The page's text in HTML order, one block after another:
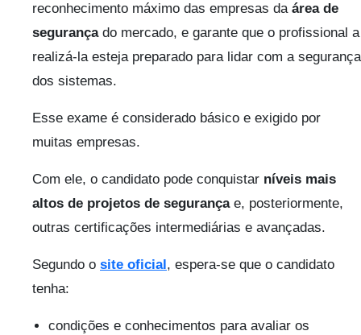
reconhecimento máximo das empresas da área de
segurançado mercado, e garante que o profissional a
realizá-la esteja preparado para lidar com a segurança
dos sistemas.
Esse exame é considerado básico e exigido por
muitas empresas.
Com ele, o candidato pode conquistar níveis mais
altos de projetos de segurançae, posteriormente,
outras certificações intermediárias e avançadas.
Segundo o site oficial , espera-se que o candidato
tenha:
condições e conhecimentos para avaliar os